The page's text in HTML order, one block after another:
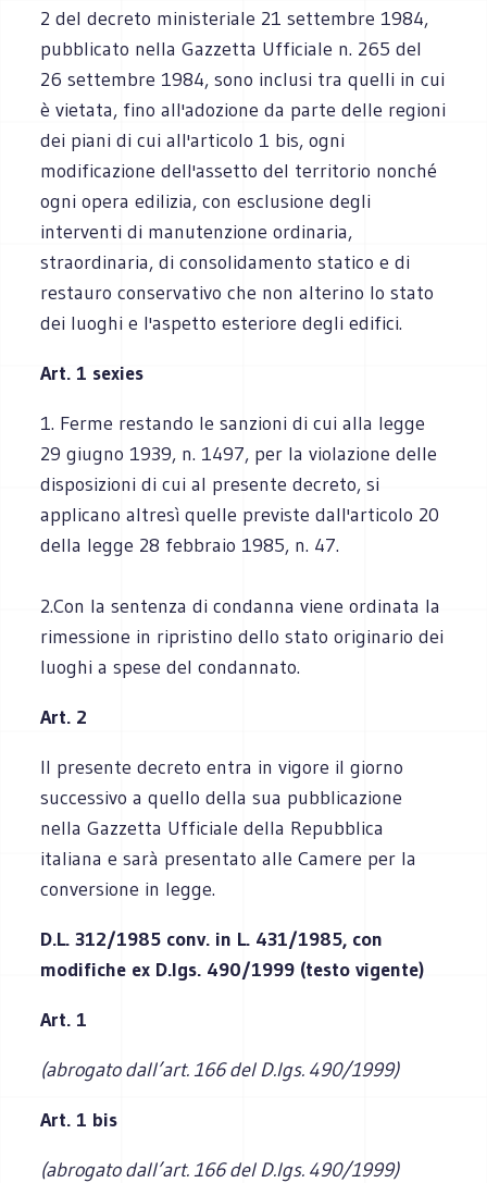
2 del decreto ministeriale 21 settembre 1984,
pubblicato nella Gazzetta Ufficiale n. 265 del
26 settembre 1984, sono inclusi tra quelli in cui
è vietata, fino all'adozione da parte delle regioni
dei piani di cui all'articolo 1 bis, ogni
modificazione dell'assetto del territorio nonché
ogni opera edilizia, con esclusione degli
interventi di manutenzione ordinaria,
straordinaria, di consolidamento statico e di
restauro conservativo che non alterino lo stato
dei luoghi e l'aspetto esteriore degli edifici.
Art. 1 sexies
1. Ferme restando le sanzioni di cui alla legge
29 giugno 1939, n. 1497, per la violazione delle
disposizioni di cui al presente decreto, si
applicano altresì quelle previste dall'articolo 20
della legge 28 febbraio 1985, n. 47.
2.Con la sentenza di condanna viene ordinata la
rimessione in ripristino dello stato originario dei
luoghi a spese del condannato.
Art. 2
Il presente decreto entra in vigore il giorno
successivo a quello della sua pubblicazione
nella Gazzetta Ufficiale della Repubblica
italiana e sarà presentato alle Camere per la
conversione in legge.
D.L. 312/1985 conv. in L. 431/1985, con
modifiche ex D.lgs. 490/1999 (testo vigente)
Art. 1
(abrogato dall’art. 166 del D.lgs. 490/1999)
Art. 1 bis
(abrogato dall’art. 166 del D.lgs. 490/1999)